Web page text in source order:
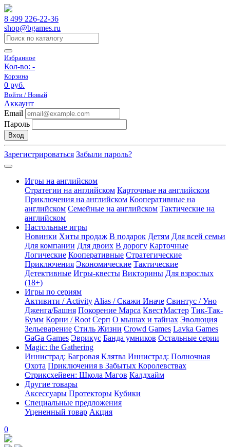
8 499 226-22-36
shop@bgames.ru
Избранное
Кол-во: -
Корзина
0 руб.
Войти / Новый
Аккаунт
Email
Пароль
Вход
Зарегистрироваться Забыли пароль?
Игры на английском
Стратегии на английском Карточные на английском
Приключения на английском Кооперативные на
английском Семейные на английском Тактические на
английском
Настольные игры
Новинки Хиты продаж В подарок Детям Для всей семьи
Для компании Для двоих В дорогу Карточные
Логические Кооперативные Стратегические
Приключения Экономические Тактические
Детективные Игры-квесты Викторины Для взрослых
(18+)
Игры по сериям
Активити / Activity Alias / Скажи Иначе Свинтус / Уно
Дженга/Башня Покорение Марса КвестМастер Тик-Так-
Бумм Корни / Root Серп О мышах и тайнах Эволюция
Зельеварение Стиль Жизни Crowd Games Lavka Games
GaGa Games Эврикус Банда умников Остальные серии
Magic: the Gathering
Иннистрад: Багровая Клятва Иннистрад: Полночная
Охота Приключения в Забытых Королевствах
Стриксхейвен: Школа Магов Калдхайм
Другие товары
Аксессуары Протекторы Кубики
Специальные предложения
Уцененный товар Акция
0